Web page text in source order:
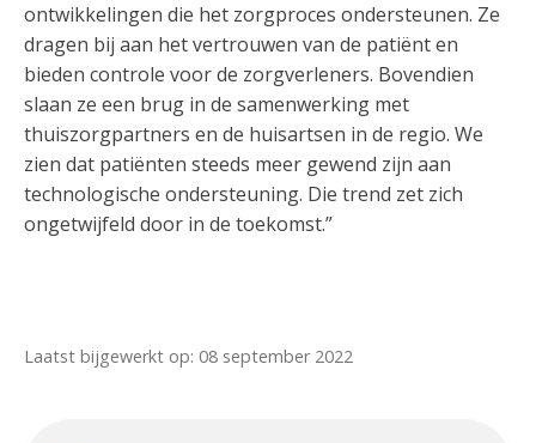
ontwikkelingen die het zorgproces ondersteunen. Ze
dragen bij aan het vertrouwen van de patiënt en
bieden controle voor de zorgverleners. Bovendien
slaan ze een brug in de samenwerking met
thuiszorgpartners en de huisartsen in de regio. We
zien dat patiënten steeds meer gewend zijn aan
technologische ondersteuning. Die trend zet zich
ongetwijfeld door in de toekomst.”
Laatst bijgewerkt op: 08 september 2022